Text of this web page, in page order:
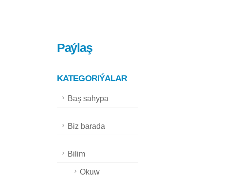
Paýlaş
KATEGORIÝALAR
Baş sahypa
Biz barada
Bilim
Okuw